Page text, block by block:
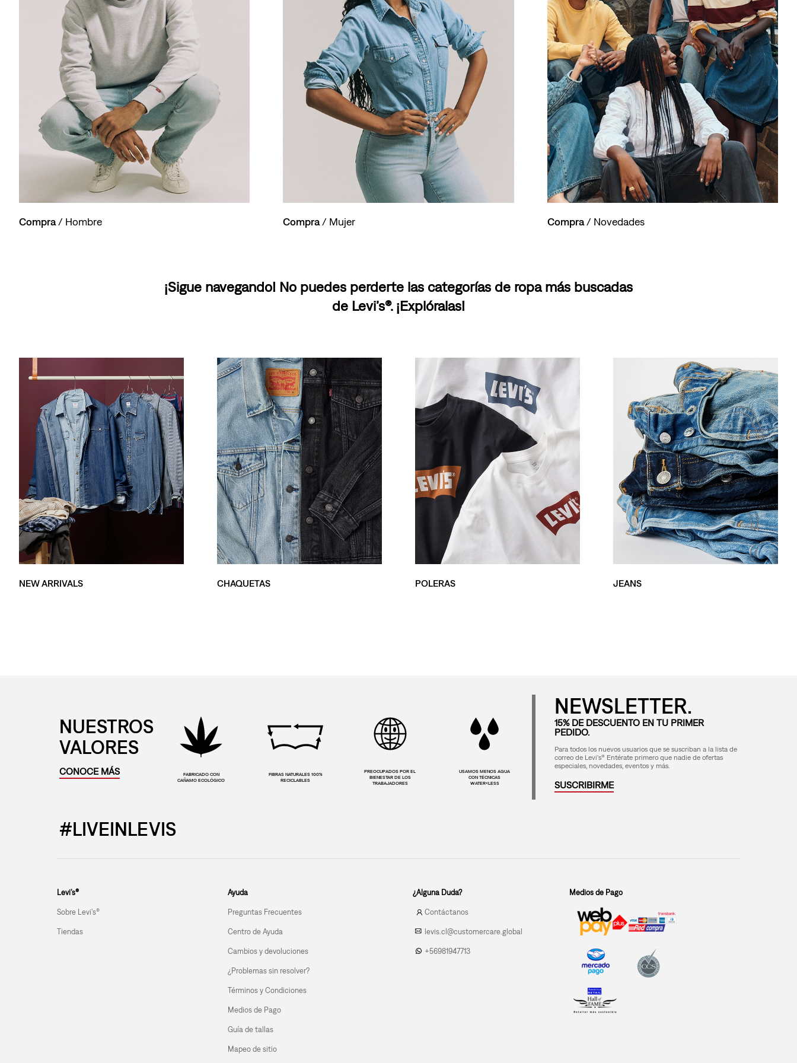
Compra/ Hombre Compra/ Mujer Compra/ Novedades
¡Sigue navegando! No puedes perderte las categorías de ropa más buscadas
de Levi’s®. ¡Explóralas!
NEW ARRIVALS CHAQUETAS POLERAS JEANS
NUESTROS
VALORES
CONOCE MÁS
FABRICADO CON
CAÑAMO ECOLÓGICO
FIBRAS NATURALES 100%
RECICLABLES
PREOCUPADOS POR EL
BIENESTAR DE LOS
TRABAJADORES
USAMOS MENOS AGUA
CON TÉCNICAS
WATER<LESS
NEWSLETTER.
15% DE DESCUENTO EN TU PRIMER
PEDIDO.
Para todos los nuevos usuarios que se suscriban a la lista de
correo de Levi's® Entérate primero que nadie de ofertas
especiales, novedades, eventos y más.
SUSCRIBIRME
#LIVEINLEVIS
Levi’s®
Sobre Levi's®
Tiendas
Ayuda
Preguntas Frecuentes
Centro de Ayuda
Cambios y devoluciones
¿Problemas sin resolver?
Términos y Condiciones
Medios de Pago
Guía de tallas
Mapeo de sitio
¿Alguna Duda?
Contáctanos
levis.cl@customercare.global
+56981947713
Medios de Pago
501 hombre